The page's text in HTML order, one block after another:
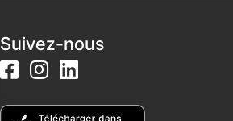
Suivez-nous